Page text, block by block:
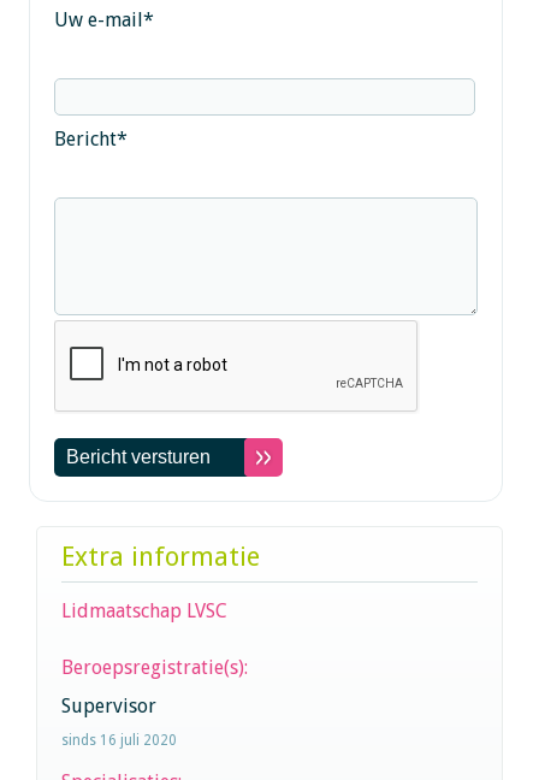
Uw e-mail*
Bericht*
Extra informatie
Lidmaatschap LVSC
Beroepsregistratie(s):
Supervisor
sinds 16 juli 2020